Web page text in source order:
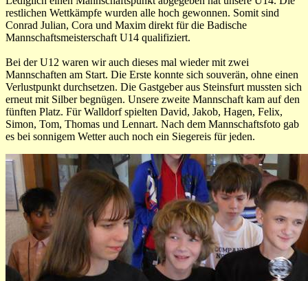
restlichen Wettkämpfe wurden alle hoch gewonnen. Somit sind
Conrad Julian, Cora und Maxim direkt für die Badische
Mannschaftsmeisterschaft U14 qualifiziert.
Bei der U12 waren wir auch dieses mal wieder mit zwei
Mannschaften am Start. Die Erste konnte sich souverän, ohne einen
Verlustpunkt durchsetzen. Die Gastgeber aus Steinsfurt mussten sich
erneut mit Silber begnügen. Unsere zweite Mannschaft kam auf den
fünften Platz. Für Walldorf spielten David, Jakob, Hagen, Felix,
Simon, Tom, Thomas und Lennart. Nach dem Mannschaftsfoto gab
es bei sonnigem Wetter auch noch ein Siegereis für jeden.